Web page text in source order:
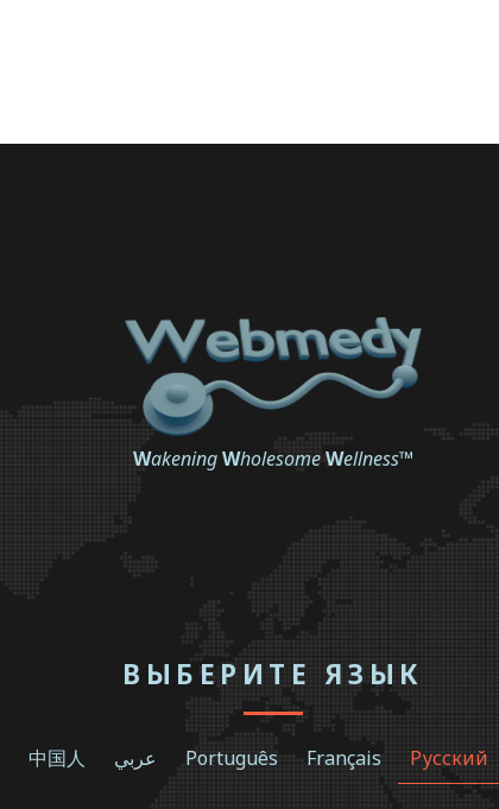
WakeningWholesomeWellness™
ВЫБЕРИТЕ ЯЗЫК
中国人 عربي Português Français Русский